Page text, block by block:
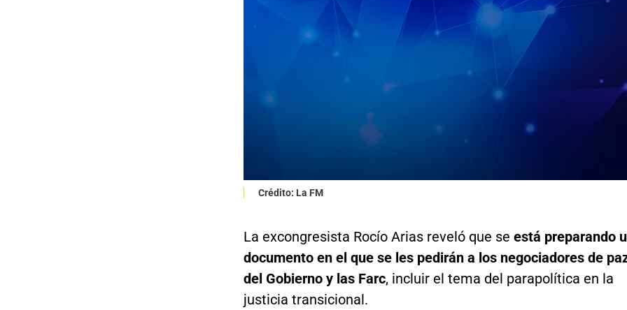
Crédito: La FM
La excongresista Rocío Arias reveló que se está preparando
documento en el que se les pedirán a los negociadores de
del Gobierno y las Farc, incluir el tema del parapolítica en la
justicia transicional.